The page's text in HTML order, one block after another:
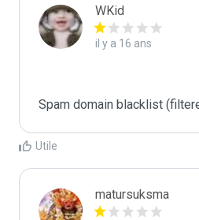
WKid
il y a 16 ans
Spam domain blacklist
Utile
matursuksma